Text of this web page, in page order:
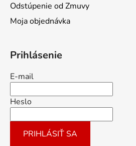
Odstúpenie od Zmuvy
Moja objednávka
Prihlásenie
E-mail
Heslo
PRIHLÁSIŤ SA